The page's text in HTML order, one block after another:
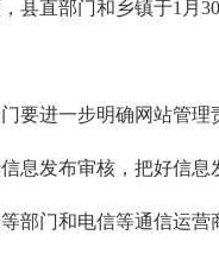
直部门和乡镇于1月
要进一步明确网站管
息发布审核，把好信
部门和电信等通信运营